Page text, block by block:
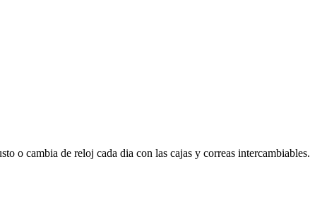
o cambia de reloj cada dia con las cajas y correas intercambiables.